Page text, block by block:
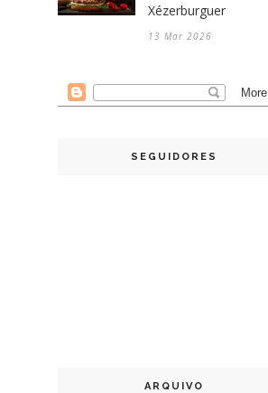
Xézerburguer
13 Mar 2026
SEGUIDORES
ARQUIVO